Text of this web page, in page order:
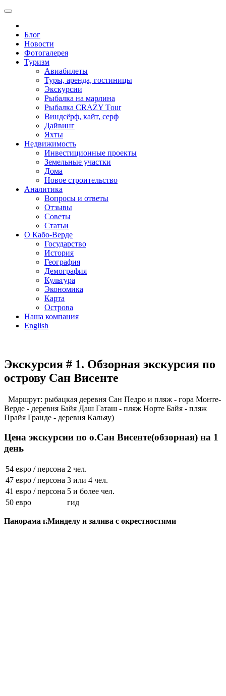
Блог
Новости
Фотогалерея
Туризм
Авиабилеты
Туры, аренда, гостиницы
Экскурсии
Рыбалка на марлина
Рыбалка CRAZY Тour
Виндсёрф, кайт, серф
Дайвинг
Яхты
Недвижимость
Инвестиционные проекты
Земельные участки
Дома
Новое строительство
Аналитика
Вопросы и ответы
Отзывы
Советы
Статьи
О Кабо-Верде
Государство
История
География
Демография
Культура
Экономика
Карта
Острова
Наша компания
English
Экскурсия # 1. Обзорная экскурсия по
острову Сан Висенте
Маршрут: рыбацкая деревня Сан Педро и пляж - гора Монте-
Верде - деревня Байя Даш Гаташ - пляж Норте Байя - пляж
Прайя Гранде - деревня Кальяу)
Цена экскурсии по о.Сан Висенте(обзорная) на 1
день
54 евро / персона 2 чел.
47 евро / персона 3 или 4 чел.
41 евро / персона 5 и более чел.
50 евро
гид
Панорама г.Минделу и залива с окрестностями